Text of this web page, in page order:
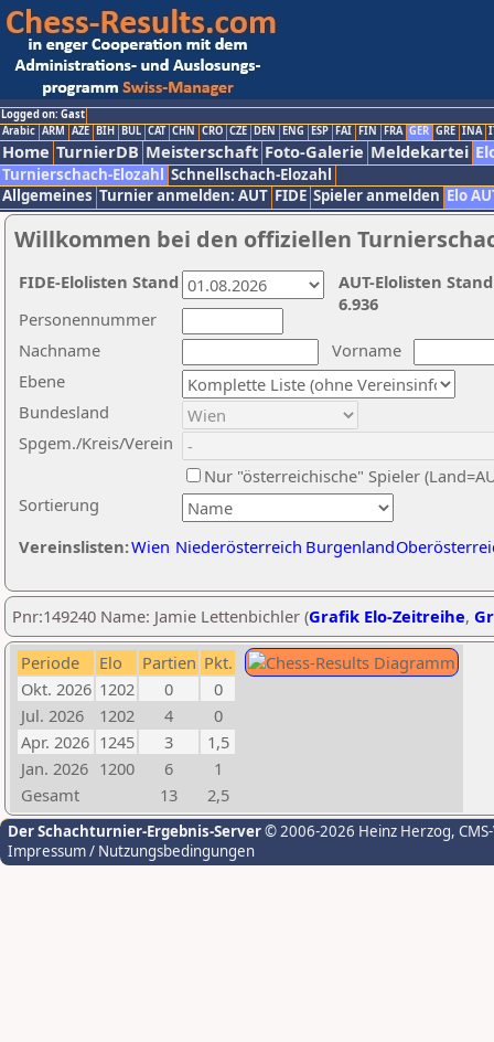
Logged on: Gast
Arabic ARM AZE BIH BUL CAT CHN CRO CZE DEN ENG ESP FAI FIN FRA GER GRE INA
Home TurnierDB Meisterschaft Foto-Galerie Meldekartei
Turnierschach-Elozahl Schnellschach-Elozahl
Allgemeines Turnier anmelden: AUT FIDE Spieler anmelden Elo
Willkommen bei den offiziellen
Nachname
Vorname
Ebene
Sortierung
Personennummer
Bundesland
Spgem./Kreis/Verein
Nur "österreichische" Spieler
Vereinslisten:Wien Niederösterreich Burgenland
AUT-Elolisten
6.936
FIDE-Elolisten Stand
Pnr:149240 Name: Jamie Lettenbichler (Grafik Elo-Zeitreihe,
Periode Elo Partien Pkt.
Okt. 2026 1202 0
0
Jul. 2026
1202 4
0
Apr. 2026 1245 3
1,5
Jan. 2026 1200 6
1
Gesamt
13 2,5
Der Schachturnier-Ergebnis-Server© 2006-2026 Heinz Herzog,
Impressum / Nutzungsbedingungen